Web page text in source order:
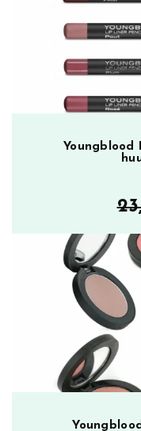
Youngblood